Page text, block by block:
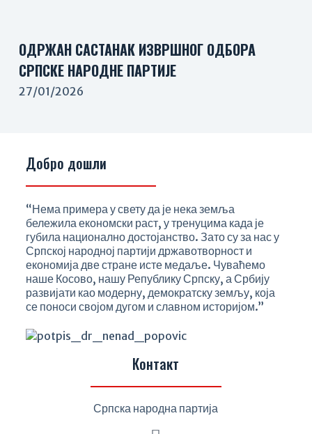
ОДРЖАН САСТАНАК ИЗВРШНОГ ОДБОРА
СРПСКЕ НАРОДНЕ ПАРТИЈЕ
27/01/2026
Добро дошли
“Нема примера у свету да је нека земља
бележила економски раст, у тренуцима када је
губила национално достојанство. Зато су за нас у
Српској народној партији државотворност и
економија две стране исте медаље. Чуваћемо
наше Косово, нашу Републику Српску, а Србију
развијати као модерну, демократску земљу, која
се поноси својом дугом и славном историјом.”
Контакт
Српска народна партија